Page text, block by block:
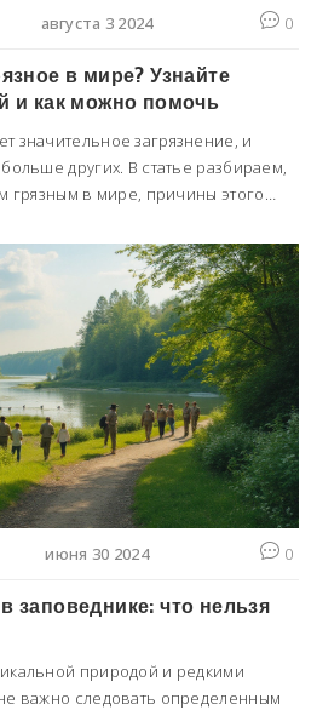
августа 3 2024 0
в мире? Узнайте
и как можно помочь
значительное загрязнение, и
других. В статье разбираем,
грязным в мире, причины этого
июня 30 2024 0
заповеднике: что нельзя
природой и редкими
важно следовать определенным